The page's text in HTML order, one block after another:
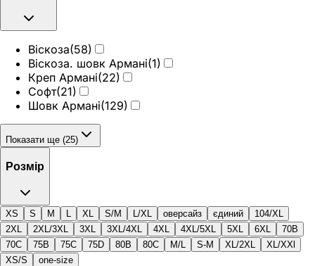
Віскоза(58)
Віскоза. шовк Армані(1)
Креп Армані(22)
Софт(21)
Шовк Армані(129)
Показати ще (25)
Розмір
XS S M L XL S/M L/XL оверсайз єдиний
104/XL
2XL
2XL/3XL 3XL 3XL/4XL 4XL 4XL/5XL 5XL 6XL
70B
70C
75B 75C 75D 80B 80C M/L S-M XL/2XL
XL/XXl
XS/S
one-size